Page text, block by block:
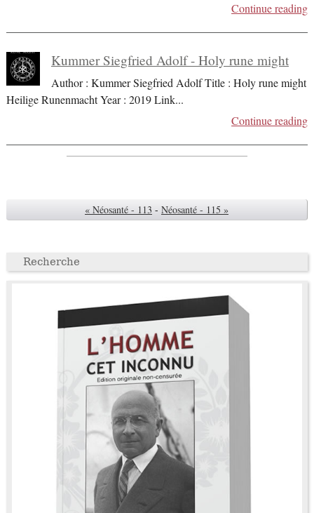
Continue reading
Kummer Siegfried Adolf - Holy rune might
Author : Kummer Siegfried Adolf Title : Holy rune might
Heilige Runenmacht Year : 2019 Link...
Continue reading
« Néosanté - 113 - Néosanté - 115 »
Recherche